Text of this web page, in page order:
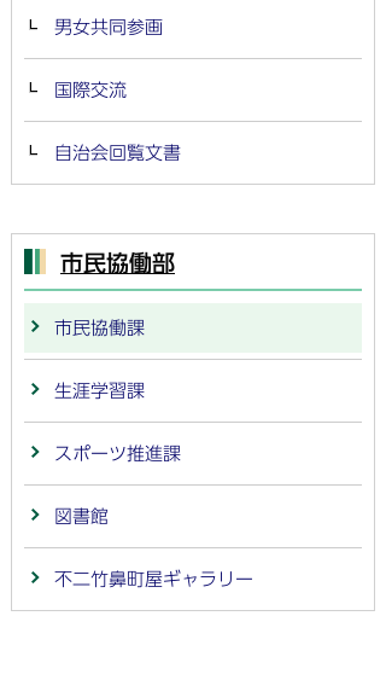
男女共同参画
国際交流
自治会回覧文書
市民協働部
市民協働課
生涯学習課
スポーツ推進課
図書館
不二竹鼻町屋ギャラリー